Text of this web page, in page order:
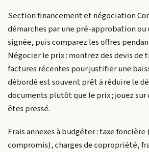
Section financement et négociation
démarches par une pré-approbation
signée, puis comparez les offres
Négocier le prix : montrez des devis de
factures récentes pour justifier une
débordé est souvent prêt à réduire le
documents plutôt que le prix ; jouez sur
êtes pressé.
Frais annexes à budgéter : taxe
compromis), charges de copropriété,